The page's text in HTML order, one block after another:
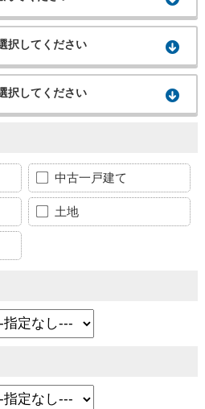
択してください
択してください
中古一戸建て
土地